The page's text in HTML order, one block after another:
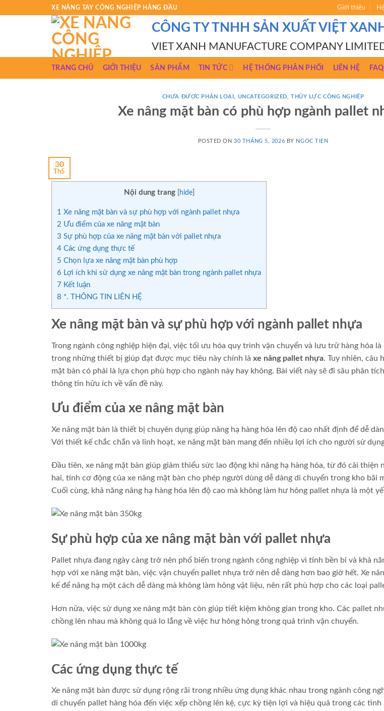
XE NÂNG TAY CÔNG NGHIỆP HÀNG ĐẦU Giới thiệu
CÔNG TY TNHH SẢN XUẤT VIỆT
VIET XANH MANUFACTURE COMPANY
TRANG CHỦ GIỚI THIỆU SẢN PHẨM TIN TỨC HỆ THỐNG PHÂN PHỐI LIÊN HỆ FAQ
CHƯA ĐƯỢC PHÂN LOẠI UNCATEGORIZED THỦY LỰC CÔNG NGHIỆP
Xe nâng mặt bàn có phù hợp ngành pallet
POSTED ON30 THÁNG 5, 2026 BY NGOC TIEN
30
Th5
Nội dung trang hide]
1 Xe nâng mặt bàn và sự phù hợp với ngành pallet nhựa
2 Ưu điểm của xe nâng mặt bàn
3 Sự phù hợp của xe nâng mặt bàn với pallet nhựa
4 Các ứng dụng thực tế
5 Chọn lựa xe nâng mặt bàn phù hợp
6 Lợi ích khi sử dụng xe nâng mặt bàn trong ngành pallet nhựa
7 Kết luận
8 *. THÔNG TIN LIÊN HỆ
Xe nâng mặt bàn và sự phù hợp với ngành pallet nhựa
Trong ngành công nghiệp hiện đại, việc tối ưu hóa quy trình vận chuyển và lưu trữ hàng hóa
trong những thiết bị giúp đạt được mục tiêu này chính là xe nâng pallet nhựa. Tuy nhiên, câu
mặt bàn có phải là lựa chọn phù hợp cho ngành này hay không. Bài viết này sẽ đi sâu phân
thông tin hữu ích về vấn đề này.
Ưu điểm của xe nâng mặt bàn
Xe nâng mặt bàn là thiết bị chuyên dụng giúp nâng hạ hàng hóa lên độ cao nhất định để dễ
Với thiết kế chắc chắn và linh hoạt, xe nâng mặt bàn mang đến nhiều lợi ích cho người sử
Đầu tiên, xe nâng mặt bàn giúp giảm thiểu sức lao động khi nâng hạ hàng hóa, từ đó cải thiện
hai, tính cơ động của xe nâng mặt bàn cho phép người dùng dễ dàng di chuyển trong kho bãi
Cuối cùng, khả năng nâng hạ hàng hóa lên độ cao mà không làm hư hỏng pallet nhựa là một
Sự phù hợp của xe nâng mặt bàn với pallet nhựa
Pallet nhựa đang ngày càng trở nên phổ biến trong ngành công nghiệp vì tính bền bỉ và khả
hợp với xe nâng mặt bàn, việc vận chuyển pallet nhựa trở nên dễ dàng hơn bao giờ hết. Xe
kế để nâng hạ một cách dễ dàng mà không làm hỏng vật liệu, nên rất phù hợp cho các loại
Hơn nữa, việc sử dụng xe nâng mặt bàn còn giúp tiết kiệm không gian trong kho. Các pallet
chồng lên nhau mà không quá lo lắng về việc hư hỏng hỏng trong quá trình vận chuyển.
Các ứng dụng thực tế
Xe nâng mặt bàn được sử dụng rộng rãi trong nhiều ứng dụng khác nhau trong ngành công
di chuyển pallet hàng hóa đến việc xếp chồng lên kệ, cực kỳ tiện lợi và hiệu quả trong các tình